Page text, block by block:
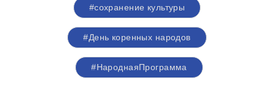
#сохранение культуры
#День коренных народов
#НароднаяПрограмма